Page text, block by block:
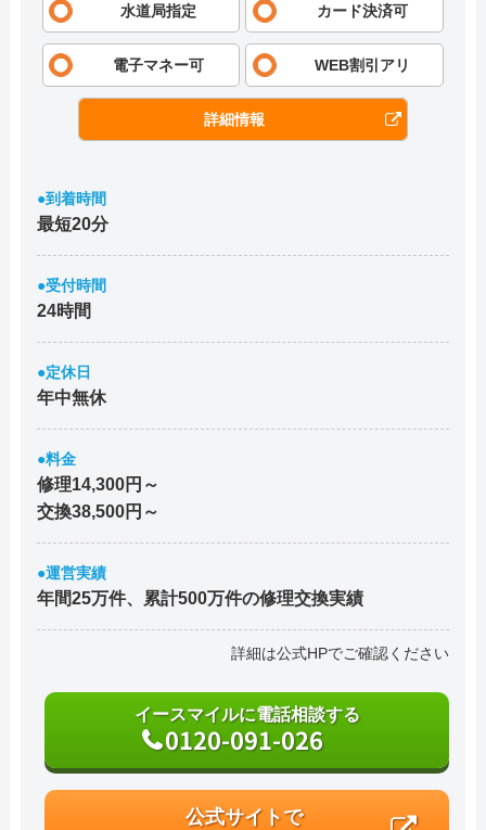
水道局指定 カード決済可
電子マネー可 WEB割引アリ
詳細情報
●到着時間
最短20分
●受付時間
24時間
●定休日
年中無休
●料金
修理14,300円～
交換38,500円～
●運営実績
年間25万件、累計500万件の修理交換実績
詳細は公式HPでご確認ください
イースマイルに電話相談する
0120-091-026
公式サイトで